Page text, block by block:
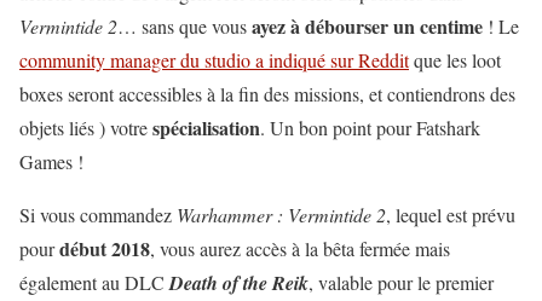
Vermintide 2… sans que vousayez à débourser un centime ! Le
community manager du studio a indiqué sur Redditque les loot
boxes seront accessibles à la fin des missions, et contiendrons des
objets liés ) votrespécialisation. Un bon point pour Fatshark
Games !
Si vous commandez Warhammer : Vermintide 2, lequel est prévu
pourdébut 2018, vous aurez accès à la bêta fermée mais
également au DLCDeath of the Reik, valable pour le premier